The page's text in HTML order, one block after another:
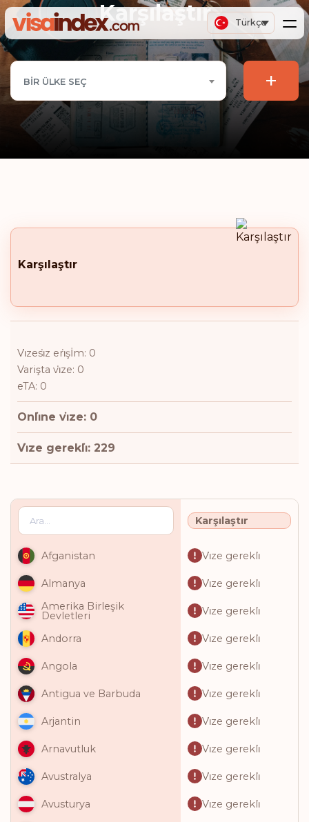
Türkçe
Karşılaştır
BIR ÜLKE SEÇ +
Karşılaştır
Vi̇zesi̇z eri̇şİm: 0
Varişta vi̇ze: 0
eTA: 0
Onli̇ne vi̇ze: 0
Vi̇ze gerekli̇: 229
Karşılaştır
Afganistan Vi̇ze gerekli̇
Almanya
Vi̇ze gerekli̇
Amerika Birleşik
Devletleri Vi̇ze gerekli̇
Andorra Vi̇ze gerekli̇
Angola Vi̇ze gerekli̇
Antigua ve Barbuda Vi̇ze gerekli̇
Arjantin Vi̇ze gerekli̇
Arnavutluk Vi̇ze gerekli̇
Avustralya Vi̇ze gerekli̇
Avusturya Vi̇ze gerekli̇